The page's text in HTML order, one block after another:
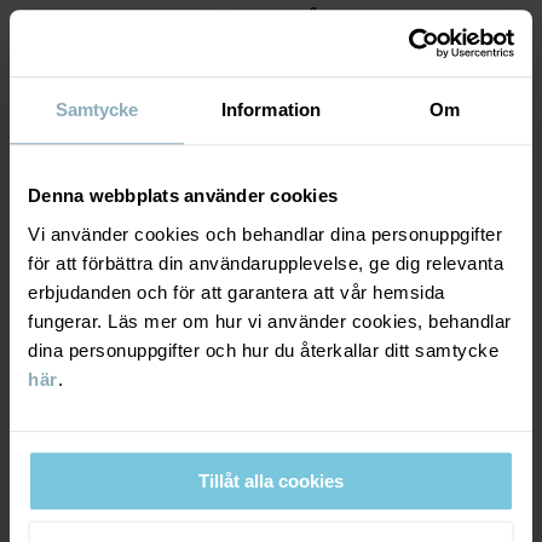
Samtycke Information Om
Denna webbplats använder cookies
Vi använder cookies och behandlar dina personuppgifter
för att förbättra din användarupplevelse, ge dig relevanta
erbjudanden och för att garantera att vår hemsida
fungerar. Läs mer om hur vi använder cookies, behandlar
dina personuppgifter och hur du återkallar ditt samtycke
här.
Tillåt alla cookies
Material
Skötselråd
TVÄTT
60°C maskintvätt varm
Ej blekning
Ej torktumling
Strykning hög temperatur
Ej kemtvätt
HÅLLBARHET
Leverans & retur
Leverans
Vi erbjuder fri frakt över 699 kr och leveranstiden är 1–4 dagar. I
postnummer som ordern ska levereras till.
DU KANSKE OCKSÅ GILLAR